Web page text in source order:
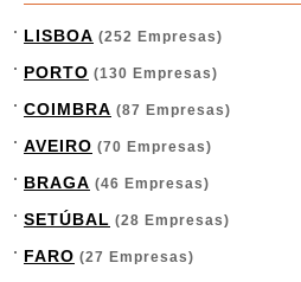
LISBOA (252 Empresas)
PORTO (130 Empresas)
COIMBRA (87 Empresas)
AVEIRO (70 Empresas)
BRAGA (46 Empresas)
SETÚBAL (28 Empresas)
FARO (27 Empresas)